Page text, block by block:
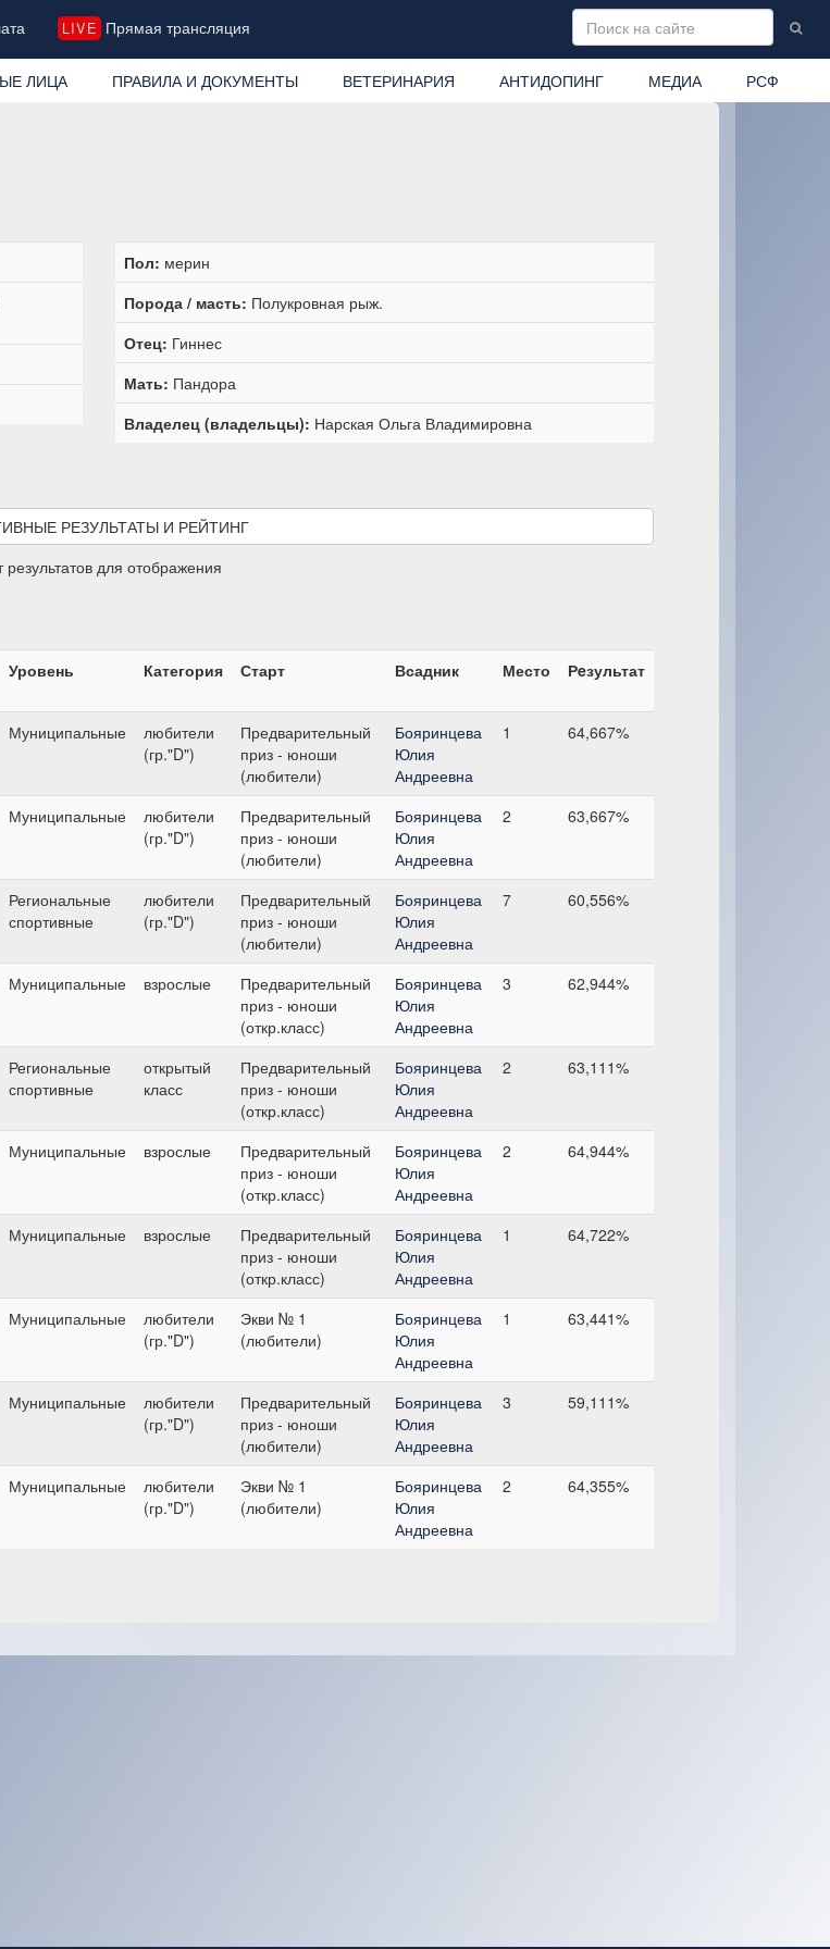
LIVE Прямая трансляция
ЛИЦА ПРАВИЛА И ДОКУМЕНТЫ ВЕТЕРИНАРИЯ АНТИДОПИНГ МЕДИА РСФ
Пол: мерин
Порода / масть: Полукровная рыж.
Отец: Гиннес
Мать: Пандора
Владелец (владельцы): Нарская Ольга Владимировна
РЕЗУЛЬТАТЫ И РЕЙТИНГ
результатов для отображения
Уровень Категория Старт Всадник Место Рeзультат
Муниципальные
любители
(гр."D")
Предварительный
приз - юноши
(любители)
Бояринцева
Юлия
Андреевна
1 64,667%
Муниципальные
любители
(гр."D")
Предварительный
приз - юноши
(любители)
Бояринцева
Юлия
Андреевна
2 63,667%
Региональные
спортивные
любители
(гр."D")
Предварительный
приз - юноши
(любители)
Бояринцева
Юлия
Андреевна
7 60,556%
Муниципальные взрослые
Предварительный
приз - юноши
(откр.класс)
Бояринцева
Юлия
Андреевна
3 62,944%
Региональные
спортивные
открытый
класс
Предварительный
приз - юноши
(откр.класс)
Бояринцева
Юлия
Андреевна
2 63,111%
Муниципальные взрослые
Предварительный
приз - юноши
(откр.класс)
Бояринцева
Юлия
Андреевна
2 64,944%
Муниципальные взрослые
Предварительный
приз - юноши
(откр.класс)
Бояринцева
Юлия
Андреевна
1 64,722%
Муниципальные
любители
(гр."D")
Экви № 1
(любители)
Бояринцева
Юлия
Андреевна
1 63,441%
Муниципальные
любители
(гр."D")
Предварительный
приз - юноши
(любители)
Бояринцева
Юлия
Андреевна
3 59,111%
Муниципальные
любители
(гр."D")
Экви № 1
(любители)
Бояринцева
Юлия
Андреевна
2 64,355%